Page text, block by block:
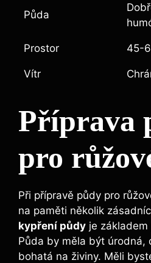
Půda
Prostor 45-
Vítr
Příprava
pro
Při přípravě půdy pro
⁣na paměti několik
kypření půdy je
Půda ⁤by⁣ měla být úrodná,⁣
bohatá na⁤ živiny. Měli